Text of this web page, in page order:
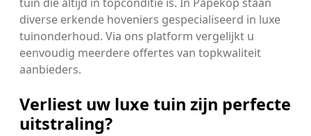
diverse erkende hoveniers gespecialiseerd in luxe
tuinonderhoud. Via ons platform vergelijkt u
eenvoudig meerdere offertes van topkwaliteit
aanbieders.
Verliest uw luxe tuin zijn perfecte
uitstraling?